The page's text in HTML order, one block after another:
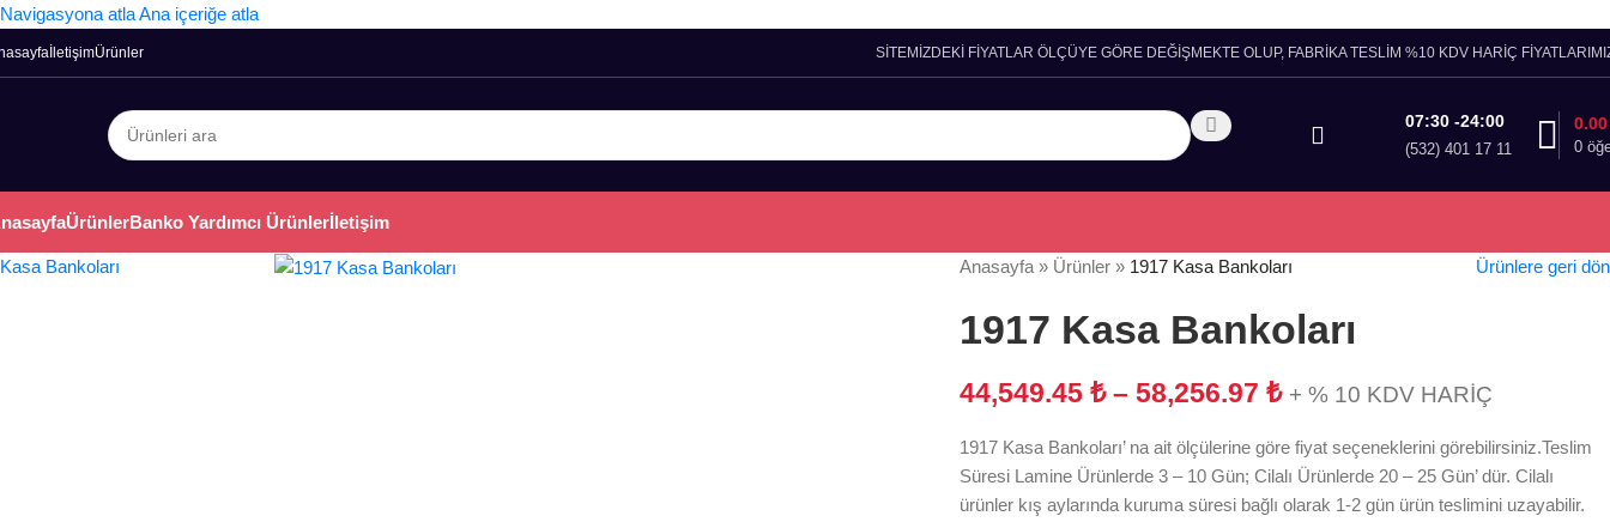
Navigasyona atlaAna içeriğe atla
İletişimÜrünler SİTEMİZDEKİ FİYATLAR ÖLÇÜYE GÖRE DEĞİŞMEKTE OLUP, FABRİKA TESLİM %10 KDV HARİÇ
07:30 -24:00
(532) 401 17 11 0
ÜrünlerBanko Yardımcı Ürünlerİletişim
Kasa Bankoları Anasayfa » Ürünler » 1917 Kasa Bankoları Ürünlere geri dön
1917 Kasa Bankoları
44,549.45₺ –58,256.97₺ + % 10 KDV HARİÇ
1917 Kasa Bankoları’ na ait ölçülerine göre fiyat seçeneklerini görebilirsiniz.Teslim
Süresi Lamine Ürünlerde 3 – 10 Gün; Cilalı Ürünlerde 20 – 25 Gün’ dür. Cilalı
ürünler kış aylarında kuruma süresi bağlı olarak 1-2 gün ürün teslimini uzayabilir.